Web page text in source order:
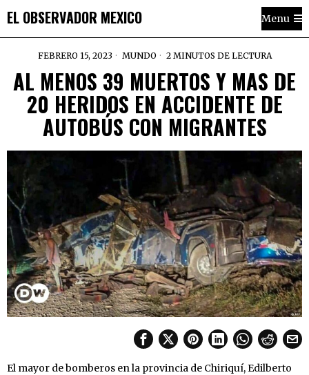
EL OBSERVADOR MEXICO Menu
FEBRERO 15, 2023 MUNDO 2 MINUTOS DE LECTURA
AL MENOS 39 MUERTOS Y MAS DE
20 HERIDOS EN ACCIDENTE DE
AUTOBÚS CON MIGRANTES
El mayor de bomberos en la provincia de Chiriquí, Edilberto